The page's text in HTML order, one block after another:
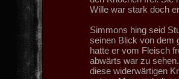
Wille war stark doch
Simmons hing seid
seinen Blick von dem
hatte er vom Fleisch
abwärts war zu
diese widerwärtigen